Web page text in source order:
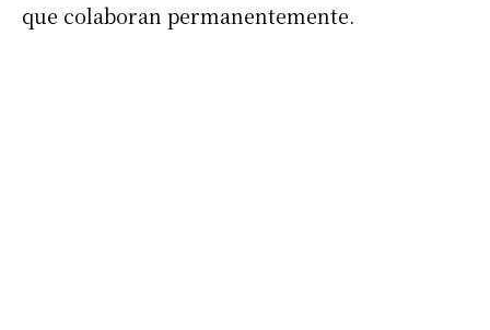
que colaboran permanentemente.